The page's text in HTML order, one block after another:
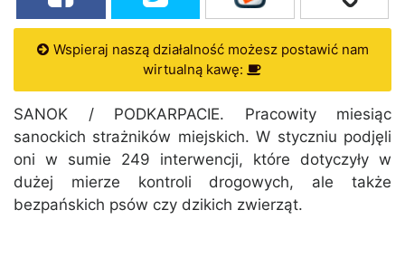
Wspieraj naszą działalność możesz postawić nam
wirtualną kawę:
SANOK / PODKARPACIE. Pracowity miesiąc
sanockich strażników miejskich. W styczniu podjęli
oni w sumie 249 interwencji, które dotyczyły w
dużej mierze kontroli drogowych, ale także
bezpańskich psów czy dzikich zwierząt.